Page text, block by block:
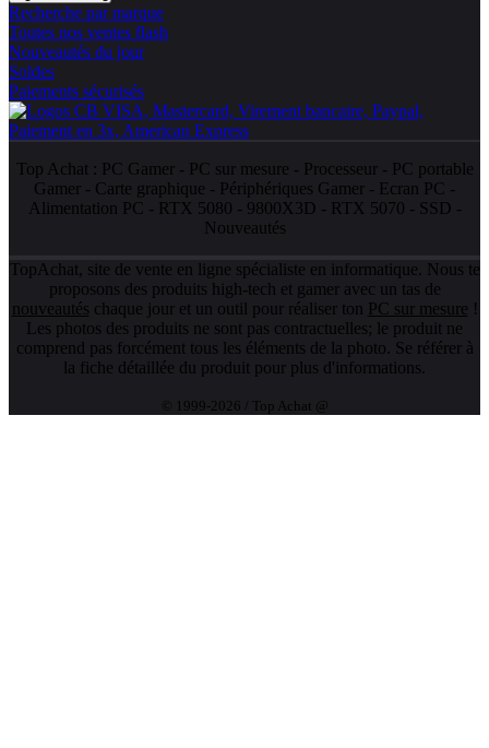
Recherche par marque
Toutes nos ventes flash
Nouveautés du jour
Soldes
Paiements sécurisés
Top Achat : PC Gamer- PC sur mesure - Processeur- PC portable
Gamer - Carte graphique - Périphériques Gamer - Ecran PC -
Alimentation PC - RTX 5080 - 9800X3D - RTX 5070 - SSD -
Nouveautés
TopAchat, site de vente en ligne spécialiste en informatique. Nous te
proposons des produits high-tech et gamer avec un tas de
nouveautés chaque jour et un outil pour réaliser ton PC sur mesure !
Les photos des produits ne sont pas contractuelles; le produit ne
comprend pas forcément tous les éléments de la photo. Se référer à
la fiche détaillée du produit pour plus d'informations.
© 1999-2026 / Top Achat @